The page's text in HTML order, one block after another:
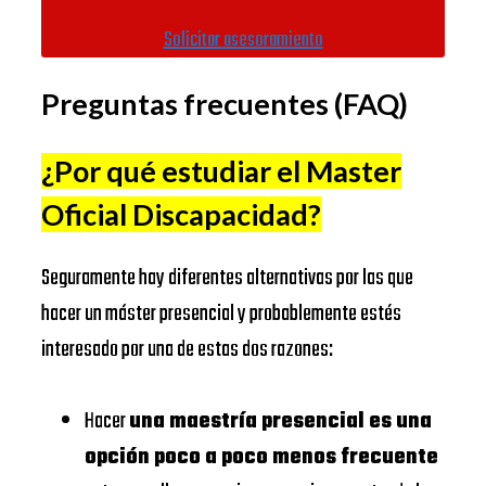
Distancia)
School
https://www.ie.edu/es/
Universitat
Autònoma de
Barcelona
https://www.uab.cat/
Complutense
de Madrid
https://www.ucm.es/
de Barcelona
EADA
https://www.eada.edu/es/
SCHOOL
IE
SCHOOL
BUSINESS
SCHOOL
BUSINESS
SCHOOL
Solicitar asesoramiento
Preguntas frecuentes (FAQ)
¿Por qué estudiar el Master
Oficial Discapacidad?
Seguramente hay diferentes alternativas por las que
hacer un máster presencial y probablemente estés
interesado por una de estas dos razones:
Haceruna maestría presencial es una
opción poco a poco menos frecuente